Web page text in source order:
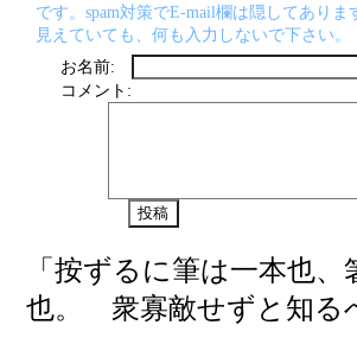
です。spam対策でE-mail欄は隠してありま
見えていても、何も入力しないで下さい。
お名前:
コメント:
「按ずるに筆は一本也、
也。 衆寡敵せずと知る